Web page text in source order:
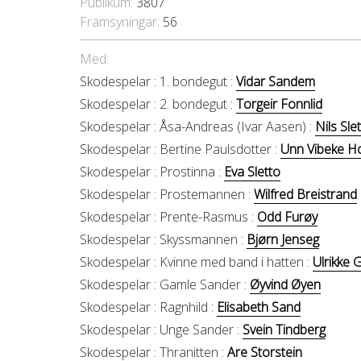
Framsyningar: 56
Med:
Skodespelar : 1. bondegut : Vidar Sandem
Skodespelar : 2. bondegut : Torgeir Fonnlid
Skodespelar : Åsa-Andreas (Ivar Aasen) : Nils
Skodespelar : Bertine Paulsdotter : Unn Vibeke
Skodespelar : Prostinna : Eva Sletto
Skodespelar : Prostemannen : Wilfred Breistrand
Skodespelar : Prente-Rasmus : Odd Furøy
Skodespelar : Skyssmannen : Bjørn Jenseg
Skodespelar : Kvinne med band i hatten : Ulrikke
Skodespelar : Gamle Sander : Øyvind Øyen
Skodespelar : Ragnhild : Elisabeth Sand
Skodespelar : Unge Sander : Svein Tindberg
Skodespelar : Thranitten : Are Storstein